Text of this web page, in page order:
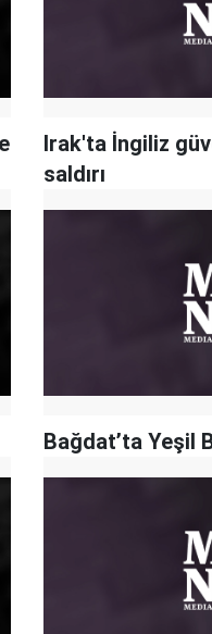
Irak'ta İngiliz
saldırı
Bağdat’ta Yeşil